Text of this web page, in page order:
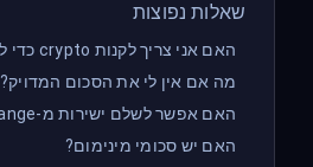
שאלות נפוצות
האם אני צריך לקנות crypto כדי לשלם?
מה אם אין לי את הסכום המדויק?
האם אפשר לשלם ישירות מ-exchange?
האם יש סכומי מינימום?